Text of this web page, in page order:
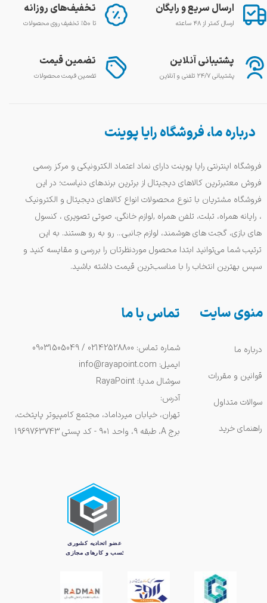
منوی سایت
درباره ما
قوانین و مقررات
سوالات متداول
راهنمای خرید
درباره ما، فروشگاه رایا پوینت
فروشگاه اینترنتی رایا پوینت دارای نماد اعتماد الکترونیکی و مرکز رسمی
فروش معتبرترین کالاهای دیجیتال از برترین برندهای دنیاست؛ در این
فروشگاه مشتریان با تنوع محصولات انواع کالاهای دیجیتال و الکترونیک
، رایانه همراه، تبلت، تلفن همراه ,لوازم خانگی، صوتی تصویری ، کنسول
های بازی، گجت های هوشمند، لوازم جانبی... رو به رو هستند. به این
ترتیب شما می‌توانید ابتدا محصول موردنظرتان را بررسی و مقایسه کنید و
سپس بهترین انتخاب را با مناسب‌ترین قیمت داشته باشید.
ارسال سریع و رایگان
ارسال کمتر از ۴۸ ساعته
تخفیف‌های روزانه
تا ۵۰٪ تخفیف روی محصولات
پشتیبانی آنلاین
پشتیبانی ۲۴/۷ تلفنی و آنلاین
تضمین قیمت
تضمین قیمت محصولات
تماس با ما
شماره تماس: 02142528800 / 09031505049
ایمیل: info@rayapoint.com
سوشال مدیا: RayaPoint
آدرس:
تهران، خیابان میرداماد، مجتمع کامپیوتر پایتخت،
برج A، طبقه ۹، واحد ۹۰۱ - کد پستی 1969763743